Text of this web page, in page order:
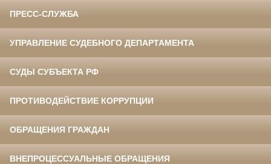
ПРЕСС-СЛУЖБА
УПРАВЛЕНИЕ СУДЕБНОГО ДЕПАРТАМЕНТА
СУДЫ СУБЪЕКТА РФ
ПРОТИВОДЕЙСТВИЕ КОРРУПЦИИ
ОБРАЩЕНИЯ ГРАЖДАН
ВНЕПРОЦЕССУАЛЬНЫЕ ОБРАЩЕНИЯ